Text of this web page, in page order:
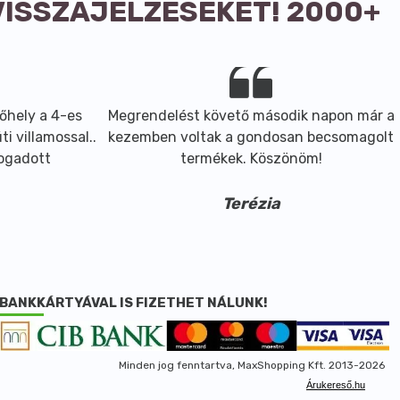
2000+
a 4-es
villamossal..
Megrendelést követő második napon már a
kezemben voltak a gondosan becsomagolt
termékek. Köszönöm!
Terézia
IS FIZETHET NÁLUNK!
Minden jog fenntartva, MaxShopping Kft. 2013-2026
Árukereső.hu